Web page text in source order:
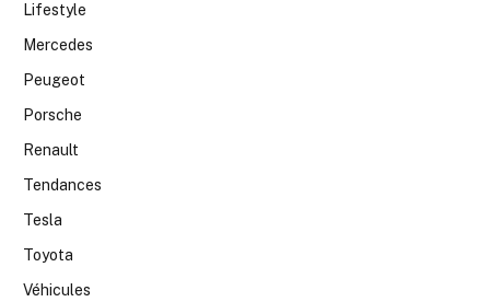
Lifestyle
Mercedes
Peugeot
Porsche
Renault
Tendances
Tesla
Toyota
Véhicules